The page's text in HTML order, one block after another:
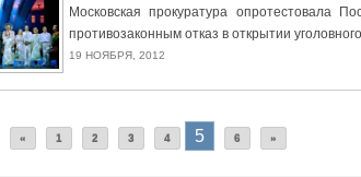
Московская прокуратура опротестовала
противозаконным отказ в открытии
19 НОЯБРЯ, 2012
« 1 2 3 4 5 6 »